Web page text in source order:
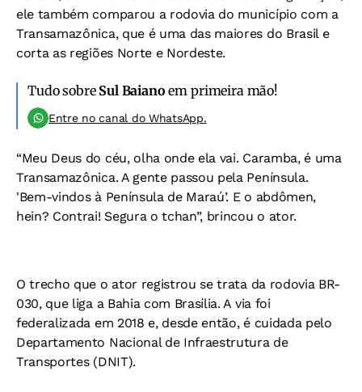
ele também comparou a rodovia do município com a
Transamazônica, que é uma das maiores do Brasil e
corta as regiões Norte e Nordeste.
Tudo sobre Sul Baiano em primeira mão!
Entre no canal do WhatsApp.
“Meu Deus do céu, olha onde ela vai. Caramba, é uma
Transamazônica. A gente passou pela Península.
'Bem-vindos à Península de Maraú’. E o abdômen,
hein? Contrai! Segura o tchan”, brincou o ator.
O trecho que o ator registrou se trata da rodovia BR-
030, que liga a Bahia com Brasília. A via foi
federalizada em 2018 e, desde então, é cuidada pelo
Departamento Nacional de Infraestrutura de
Transportes (DNIT).